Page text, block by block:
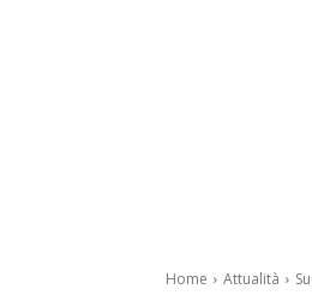
Home Attualità